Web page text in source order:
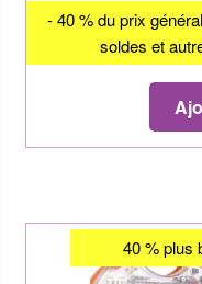
- 40 % du prix
soldes et
40 % plus